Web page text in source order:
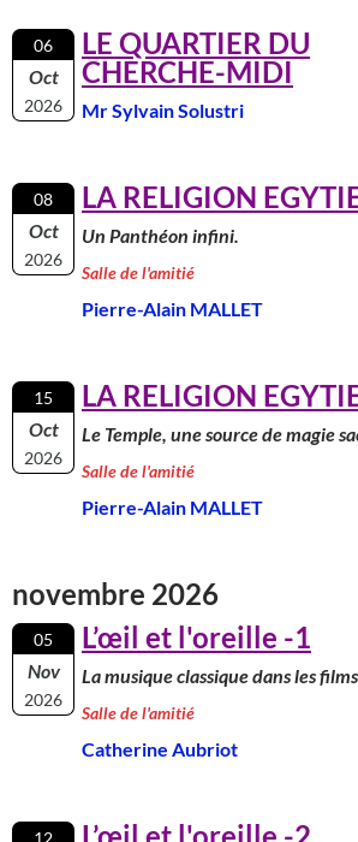
06
Oct
2026
LE QUARTIER DU
CHERCHE-MIDI
Mr Sylvain Solustri
08
Oct
2026
LA RELIGION
Un Panthéon infini.
Salle de l'amitié
Pierre-Alain MALLET
15
Oct
2026
LA RELIGION
Le Temple, une source de magie
Salle de l'amitié
Pierre-Alain MALLET
novembre 2026
05
Nov
2026
L’œil et l'oreille -1
La musique classique dans les
Salle de l'amitié
Catherine Aubriot
12